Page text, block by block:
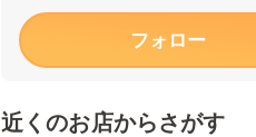
フォロー
近くのお店からさがす